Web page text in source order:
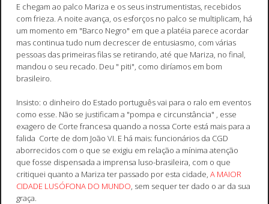
E chegam ao palco Mariza e os seus instrumentistas, recebidos
com frieza. A noite avança, os esforços no palco se multiplicam, há
um momento em "Barco Negro" em que a platéia parece acordar
mas continua tudo num decrescer de entusiasmo, com várias
pessoas das primeiras filas se retirando, até que Mariza, no final,
mandou o seu recado. Deu " piti", como diríamos em bom
brasileiro.
Insisto: o dinheiro do Estado português vai para o ralo em eventos
como esse. Não se justificam a "pompa e circunstância" , esse
exagero de Corte francesa quando a nossa Corte está mais para a
falida Corte de dom João VI. E há mais: funcionários da CGD
aborrecidos com o que se exigiu em relação a mínima atenção
que fosse dispensada a imprensa luso-brasileira, com o que
critiquei quanto a Mariza ter passado por esta cidade, A MAIOR
CIDADE LUSÓFONA DO MUNDO, sem sequer ter dado o ar da sua
graça.